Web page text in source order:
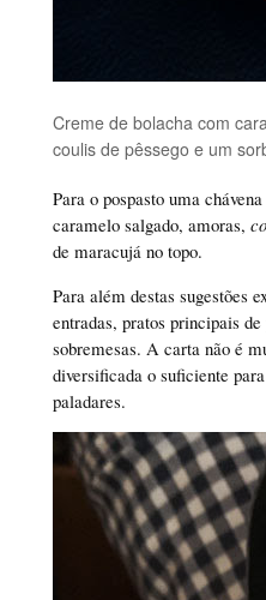
Creme de bolacha com
coulis de pêssego e um
Para o pospasto uma
caramelo salgado, amoras,
de maracujá no topo.
Para além destas sugestões
entradas, pratos principais
sobremesas. A carta não é
diversificada o suficiente
paladares.